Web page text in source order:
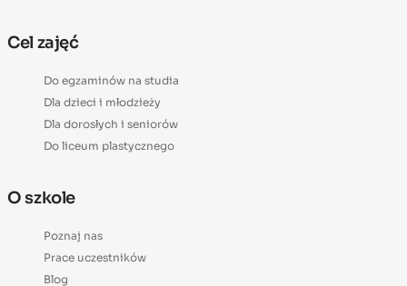
Cel zajęć
Do egzaminów na studia
Dla dzieci i młodzieży
Dla dorosłych i seniorów
Do liceum plastycznego
O szkole
Poznaj nas
Prace uczestników
Blog